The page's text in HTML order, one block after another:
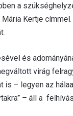
a
Kertje
és
virág
– legyen az
– áll a